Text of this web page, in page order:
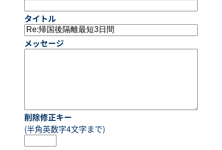
タイトル
メッセージ
削除修正キー
(半角英数字4文字まで)